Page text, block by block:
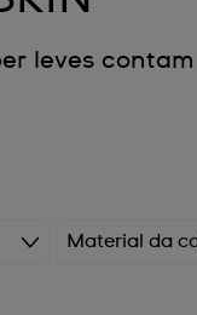
leves
Material da